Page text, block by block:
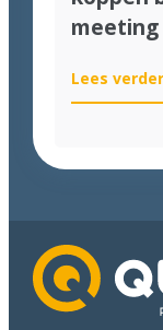
meeting
Lees verder